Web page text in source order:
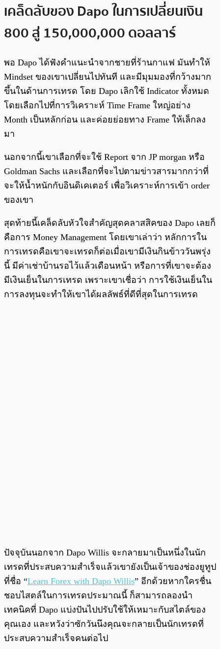
เคล็ดลับของ Dapo ในการเปลี่ยนเงิน
800 สู่ 150,000,000 ดอลลาร์
พอ Dapo ได้ฟังคำแนะนำจากชายที่ร้านกาแฟ มันทำให้
Mindset ของเขาเปลี่ยนไปทันที และมีมุมมองที่กว้างมาก
ขึ้นในด้านการเทรด โดย Dapo เลิกใช้ Indicator ทั้งหมด
โดยเลือกไปที่การวิเคราะห์ Time Frame ใหญ่อย่าง
Month เป็นหลักก่อน และค่อยย่อยทาง Frame ให้เล็กลง
มา
นอกจากนี้เขาเลือกที่จะใช้ Report จาก JP morgan หรือ
Goldman Sachs และเลือกที่จะไปตามข่าวสารมากกว่าที่
จะให้น้ำหนักกับอินดิเคเตอร์ เพื่อวิเคราะห์การเข้า order
ของเขา
สุดท้ายนี้เคล็ดลับหัวใจสำคัญสุดคลาสสิคของ Dapo เลยก็
คือการ Money Management โดยเขาเล่าว่า หลักการใน
การเทรดคือเขาจะเทรดก็ต่อเมื่อเขามีเงินกินข้าววันพรุ่ง
นี้ มีค่าเช่าบ้านรอไว้แล้วเดือนหน้า หรือการที่เขาจะต้อง
มีเงินเย็นในการเทรด เพราะเขาเชื่อว่า การใช้เงินเย็นใน
การลงทุนจะทำให้เขาได้ผลลัพธ์ที่ดีที่สุดในการเทรด
ปัจจุบันนอกจาก Dapo Willis จะกลายมาเป็นหนึ่งในนัก
เทรดที่ประสบความสำเร็จแล้วเขายังเป็นเจ้าของช่องยูทูป
ที่ชื่อ “Learn Forex with Dapo Willis” อีกด้วยหากใครชื่น
ชอบไสตล์ในการเทรดประมาณนี้ ก็สามารถลองนำ
เทคนิคที่ Dapo แบ่งปันไปปรับใช้ให้เหมาะกับสไตล์ของ
คุณเอง และหวังว่าซักวันนึงคุณจะกลายเป็นนักเทรดที่
ประสบความสำเร็จคนต่อไป